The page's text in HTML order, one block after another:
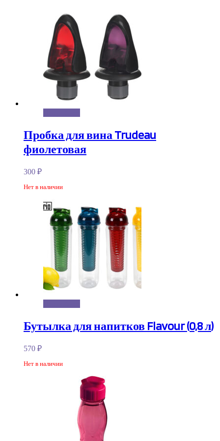
Пробка для вина Trudeau
фиолетовая
300 ₽
Нет в наличии
Бутылка для напитков Flavour (0,8 л)
570 ₽
Нет в наличии